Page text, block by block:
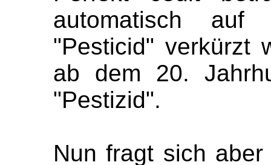
automatisch auf
"Pesticid" verkürzt
ab dem 20.
"Pestizid".
Nun fragt sich